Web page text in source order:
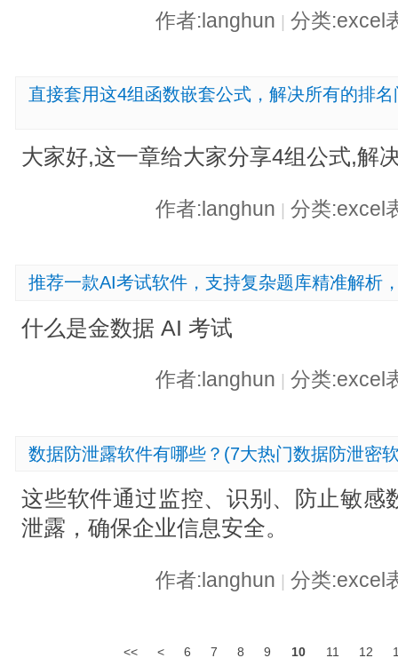
作者:langhun | 分类:excel
直接套用这4组函数嵌套公式，解决所有的排
大家好,这一章给大家分享4组公式,解
作者:langhun 分类:excel
推荐一款AI考试软件，支持复杂题库精准解析
什么是金数据 AI 考试
作者:langhun 分类:excel
数据防泄露软件有哪些？(7大热门数据防泄密
这些软件通过监控、识别、防止敏感
泄露，确保企业信息安全。
作者:langhun 分类:excel
<< < 6 7 8 9 10 11 12